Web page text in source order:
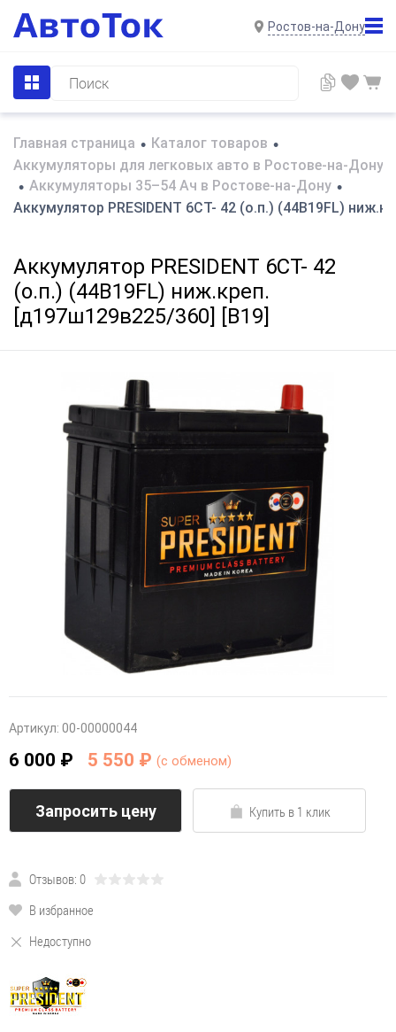
Ростов-на-Дону
Главная страница • Каталог товаров •
Аккумуляторы для легковых авто в Ростове-на-Дону
• Аккумуляторы 35–54 Ач в Ростове-на-Дону •
Аккумулятор PRESIDENT 6СТ- 42 (о.п.) (44B19FL)
Аккумулятор PRESIDENT 6СТ- 42
(о.п.) (44B19FL) ниж.креп.
[д197ш129в225/360] [B19]
Артикул: 00-00000044
6 000 ₽ 5 550 ₽ (c обменом)
Запросить цену Купить в 1 клик
Отзывов: 0
В избранное
Недоступно